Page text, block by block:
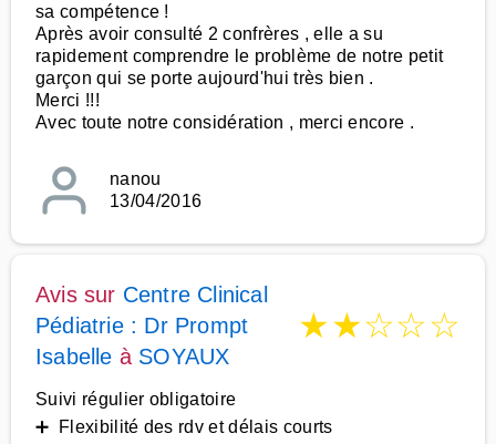
sa compétence !
Après avoir consulté 2 confrères , elle a su
rapidement comprendre le problème de notre petit
garçon qui se porte aujourd'hui très bien .
Merci !!!
Avec toute notre considération , merci encore .
nanou
13/04/2016
Avis sur Centre Clinical
Pédiatrie : Dr Prompt
Isabelle à SOYAUX
★★☆☆☆
Suivi régulier obligatoire
➕ Flexibilité des rdv et délais courts